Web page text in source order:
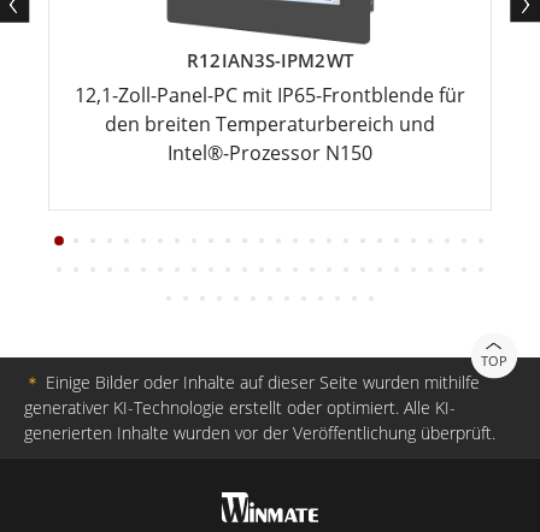
R12IAN3S-IPM2WT
12,1-Zoll-Panel-PC mit IP65-Frontblende für
den breiten Temperaturbereich und
Intel®-Prozessor N150
TOP
＊ Einige Bilder oder Inhalte auf dieser Seite wurden mithilfe
generativer KI-Technologie erstellt oder optimiert. Alle KI-
generierten Inhalte wurden vor der Veröffentlichung überprüft.